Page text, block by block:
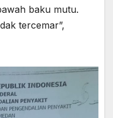
baku mutu.
tercemar”,